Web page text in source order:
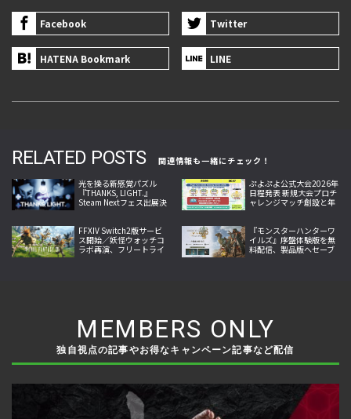
Facebook Twitter
HATENA Bookmark LINE
RELATED POSTS
関連情報も一緒にチェック！
光を操る新感覚パズル
『THANKS, LIGHT.』
Steam Nextフェス出展決
へ
ぷよぷよ公式大会2026年
日程発表 新規大会プロチ
ャレンジマッチ創設と年
FFXIV Switch2版サービ
ス開始／妖怪ウォッチコ
ラボ再演、フリートライ
『モンスターハンターワ
イルズ』序盤体験版を無
料配信、製品版へセーブ
MEMBERS ONLY
独自視点の記事やお得なキャンペーン記事など配信